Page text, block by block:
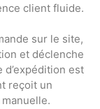
client fluide.
sur le site,
et déclenche
d’expédition est
reçoit un